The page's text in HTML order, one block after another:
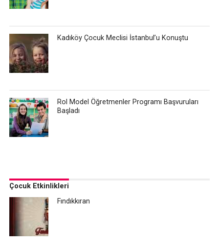
Kadıköy Çocuk Meclisi İstanbul’u Konuştu
Rol Model Öğretmenler Programı Başvuruları
Başladı
Çocuk Etkinlikleri
Fındıkkıran